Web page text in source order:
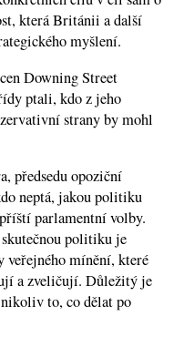
která Británii a další
myšlení.
Downing Street
ptali, kdo z jeho
strany by mohl
předsedu opoziční
neptá, jakou politiku
parlamentní volby.
politiku je
veřejného mínění, které
a zveličují. Důležitý je
to, co dělat po